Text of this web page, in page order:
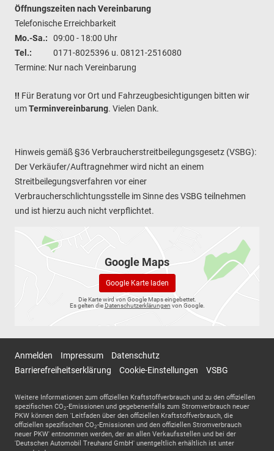
Öffnungszeiten nach Vereinbarung
Telefonische Erreichbarkeit
Mo.-Sa.:
09:00 - 18:00 Uhr
Tel.:
0171-8025396 u. 08121-2516080
Termine: Nur nach Vereinbarung
!! Für Beratung vor Ort und Fahrzeugbesichtigungen bitten wir
umTerminvereinbarung. Vielen Dank.
Hinweis gemäß §36 Verbraucherstreitbeilegungsgesetz (VSBG):
Der Verkäufer/Auftragnehmer wird nicht an einem
Streitbeilegungsverfahren vor einer
Verbraucherschlichtungsstelle im Sinne des VSBG teilnehmen
und ist hierzu auch nicht verpflichtet.
Google Maps
Google Karte laden
Die Karte wird von Google Maps eingebettet.
Es gelten dieDatenschutzerklärungen von Google.
Anmelden Impressum
Datenschutz
Barrierefreiheitserklärung
Cookie-Einstellungen VSBG
Weitere Informationen zum offiziellen Kraftstoffverbrauch und zu den offiziellen
spezifischen CO2-Emissionen und gegebenenfalls zum Stromverbrauch neuer
PKW können dem 'Leitfaden über den offiziellen Kraftstoffverbrauch, die
offiziellen spezifischen CO2-Emissionen und den offiziellen Stromverbrauch
neuer PKW' entnommen werden, der an allen Verkaufsstellen und bei der
'Deutschen Automobil Treuhand GmbH' unentgeltlich erhältlich ist unter